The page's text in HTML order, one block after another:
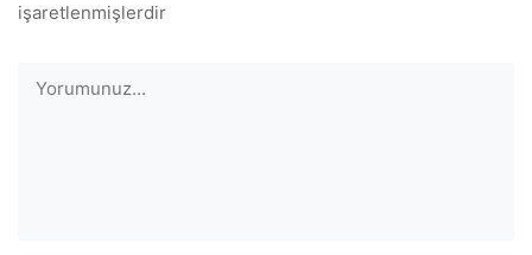
işaretlenmişlerdir